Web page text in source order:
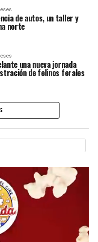
de autos, un taller y
norte
una nueva jornada
de felinos ferales